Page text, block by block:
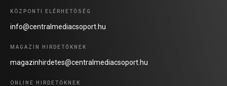
KÖZPONTI ELÉRHETŐSÉG
info@centralmediacsoport.hu
MAGAZIN HIRDETŐKNEK
magazinhirdetes@centralmediacsoport.hu
ONLINE HIRDETŐKNEK